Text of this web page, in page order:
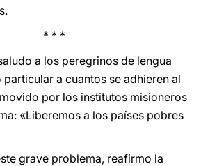
* * *
a los peregrinos de lengua
a cuantos se adhieren al
por los institutos misioneros
«Liberemos a los países pobres
grave problema, reafirmo la